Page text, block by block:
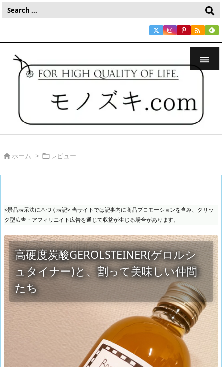


ホーム >  レビュー
<景品表示法に基づく表記> 当サイトでは記事内に商品プロモーションを含み、クリッ
ク型広告・アフィリエイト広告を通じて収益が生じる場合があります。
高硬度炭酸GEROLSTEINER(ゲロルシ
ュタイナー)と、割って美味しい仲間
たち